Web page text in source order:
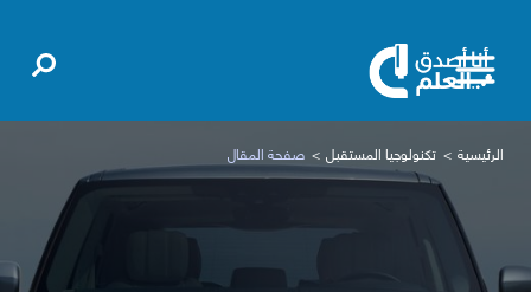
الرئيسية تكنولوجيا المستقبل صفحة المقال